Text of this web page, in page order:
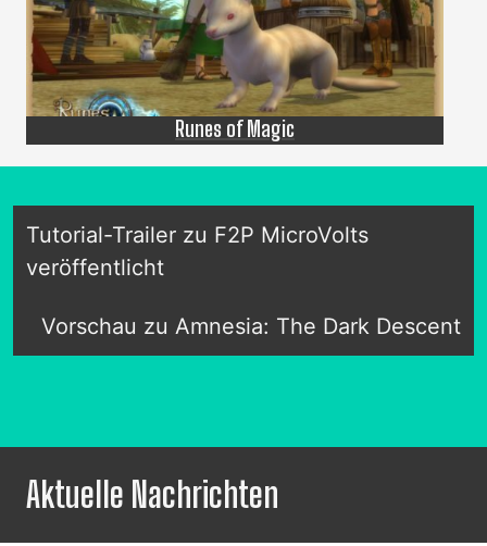
Runes of Magic
Tutorial-Trailer zu F2P MicroVolts
veröffentlicht
Vorschau zu Amnesia: The Dark Descent
Aktuelle Nachrichten